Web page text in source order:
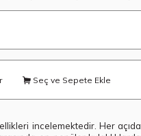
Seç ve Sepete Ekle
incelemektedir. Her